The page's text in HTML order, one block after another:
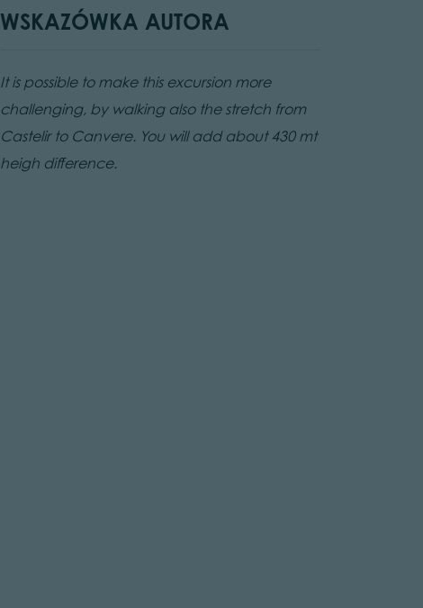
WSKAZÓWKA AUTORA
It is possible to make this excursion more
challenging, by walking also the stretch from
Castelir to Canvere. You will add about 430 mt
heigh difference.